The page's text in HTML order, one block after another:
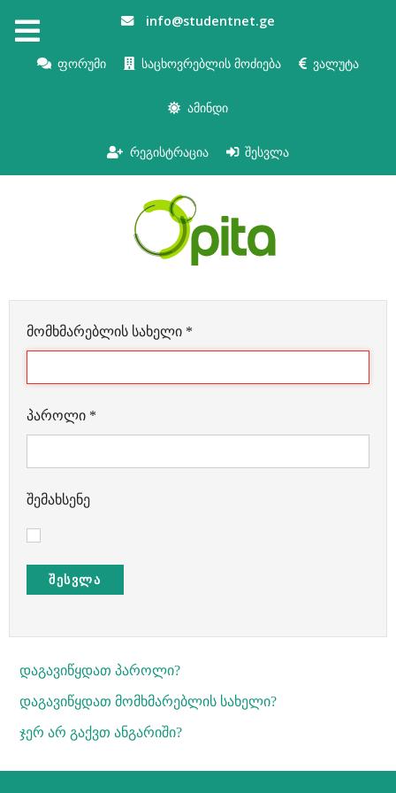
info@studentnet.ge
ფორუმი საცხოვრებლის მოძიება ვალუტა
ამინდი
რეგისტრაცია შესვლა
მომხმარებლის სახელი *
პაროლი *
შემახსენე
ᲨᲔᲡᲕᲚᲐ
დაგავიწყდათ პაროლი?
დაგავიწყდათ მომხმარებლის სახელი?
ჯერ არ გაქვთ ანგარიში?